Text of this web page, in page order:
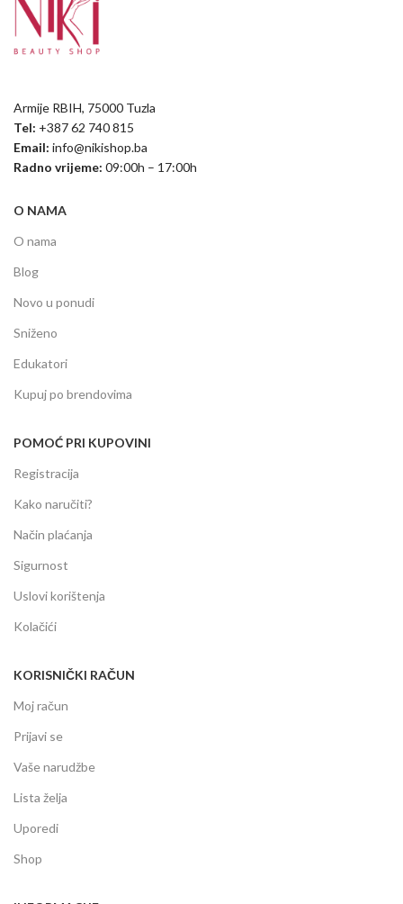
Armije RBIH, 75000 Tuzla
Tel: +387 62 740 815
Email: info@nikishop.ba
Radno vrijeme: 09:00h – 17:00h
O NAMA
O nama
Blog
Novo u ponudi
Sniženo
Edukatori
Kupuj po brendovima
POMOĆ PRI KUPOVINI
Registracija
Kako naručiti?
Način plaćanja
Sigurnost
Uslovi korištenja
Kolačići
KORISNIČKI RAČUN
Moj račun
Prijavi se
Vaše narudžbe
Lista želja
Uporedi
Shop